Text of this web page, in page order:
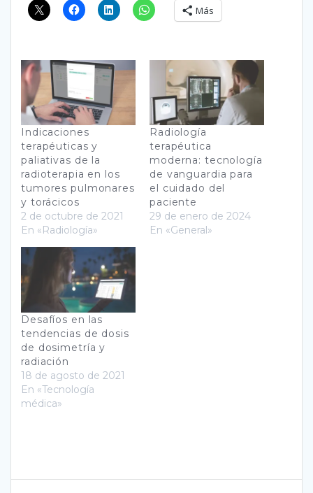
Más
Indicaciones
terapéuticas y
paliativas de la
radioterapia en los
tumores pulmonares
y torácicos
2 de octubre de 2021
En «Radiología»
Radiología
terapéutica
moderna: tecnología
de vanguardia para
el cuidado del
paciente
29 de enero de 2024
En «General»
Desafíos en las
tendencias de dosis
de dosimetría y
radiación
18 de agosto de 2021
En «Tecnología
médica»